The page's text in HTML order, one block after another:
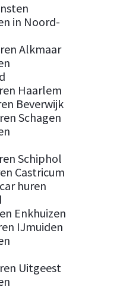
in Noord-
Alkmaar
Haarlem
Beverwijk
Schagen
Schiphol
Castricum
huren
Enkhuizen
IJmuiden
Uitgeest